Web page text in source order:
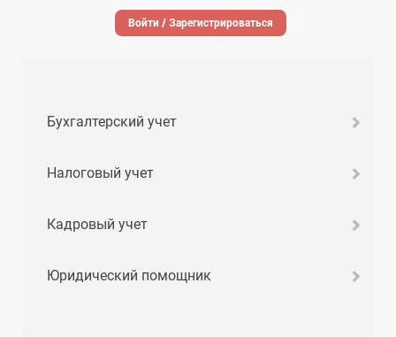
Войти / Зарегистрироваться
Бухгалтерский учет
Налоговый учет
Кадровый учет
Юридический помощник